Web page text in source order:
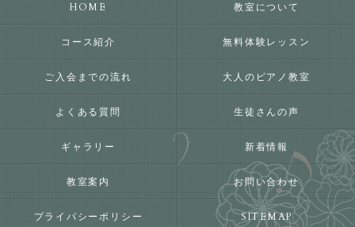
HOME 教室について
コース紹介 無料体験レッスン
ご入会までの流れ 大人のピアノ教室
よくある質問 生徒さんの声
ギャラリー 新着情報
教室案内 お問い合わせ
プライバシーポリシー SITEMAP